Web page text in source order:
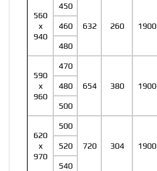
560
x
940
450
632 260 1900
460
480
590
x
960
470
654 380 1900
480
500
620
x
970
500
720 304 1900
520
540